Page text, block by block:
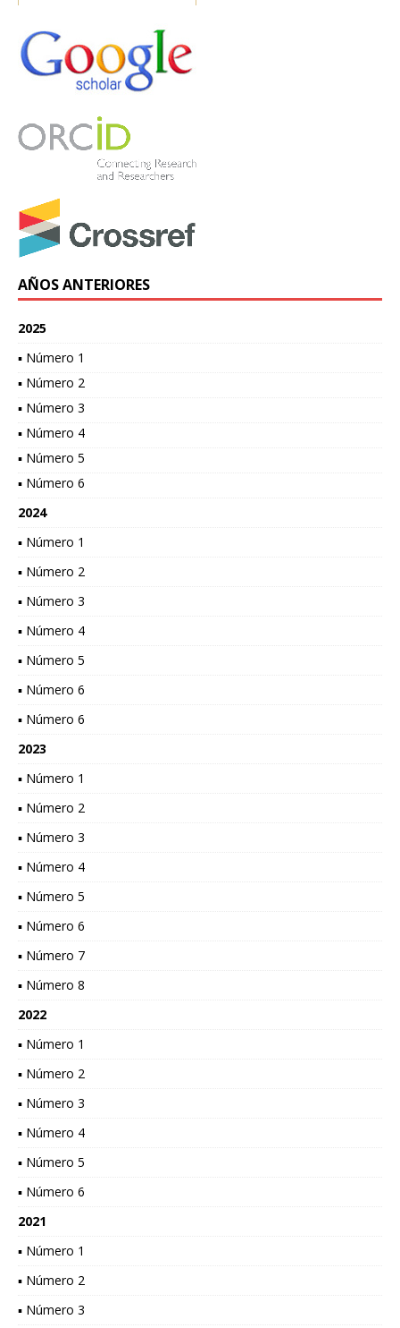
AÑOS ANTERIORES
2025
▪ Número 1
▪ Número 2
▪ Número 3
▪ Número 4
▪ Número 5
▪ Número 6
2024
▪ Número 1
▪ Número 2
▪ Número 3
▪ Número 4
▪ Número 5
▪ Número 6
▪ Número 6
2023
▪ Número 1
▪ Número 2
▪ Número 3
▪ Número 4
▪ Número 5
▪ Número 6
▪ Número 7
▪ Número 8
2022
▪ Número 1
▪ Número 2
▪ Número 3
▪ Número 4
▪ Número 5
▪ Número 6
2021
▪ Número 1
▪ Número 2
▪ Número 3